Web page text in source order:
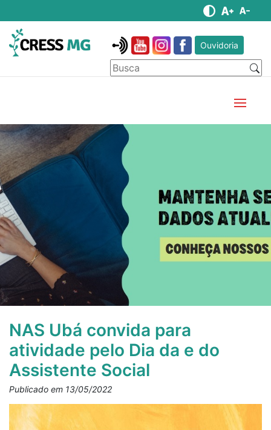
Ouvidoria
NAS Ubá convida para
atividade pelo Dia da e do
Assistente Social
Publicado em 13/05/2022